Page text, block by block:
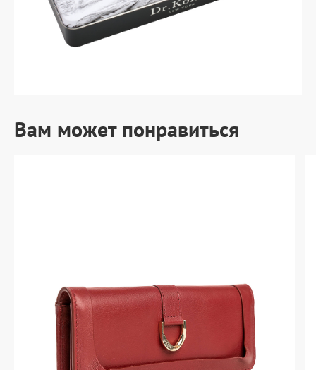
Вам может понравиться